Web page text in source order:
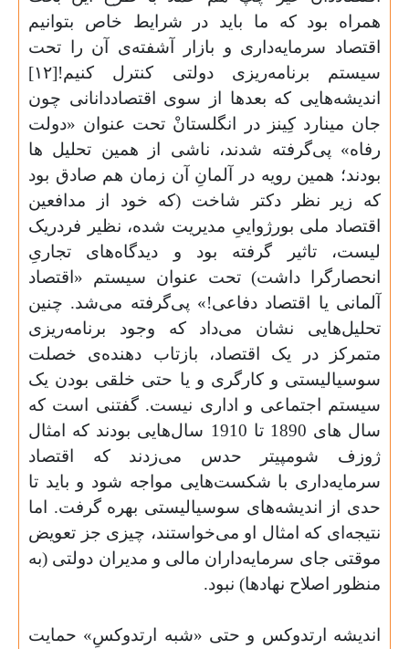
همراه بود که ما باید در شرایط خاص بتوانیم
اقتصاد سرمایه‌داری و بازار آشفته‌ی آن را تحت
سیستم برنامه‌ریزی دولتی کنترل کنیم![۱۲]
اندیشه‌هایی که بعدها از سوی اقتصاددانانی چون
جان مینارد کِینز در انگلستانْ تحت عنوان «دولت
رفاه» پی‌گرفته شدند، ناشی از همین تحلیل ها
بودند؛ همین رویه در آلمانِ آن زمان هم صادق بود
که زیر نظر دکتر شاخت (که خود از مدافعین
اقتصاد ملی بورژواییِ مدیریت شده، نظیر فردریک
لیست، تاثیر گرفته بود و دیدگاه‌های تجاریِ
انحصارگرا داشت) تحت عنوان سیستم «اقتصاد
آلمانی یا اقتصاد دفاعی!» پی‌گرفته می‌شد. چنین
تحلیل‌هایی نشان می‌داد که وجود برنامه‌ریزی
متمرکز در یک اقتصاد، بازتاب دهنده‌ی خصلت
سوسیالیستی و کارگری و یا حتی خلقی بودن یک
سیستم اجتماعی و اداری نیست. گفتنی است که
سال های 1890 تا 1910 سال‌هایی بودند که امثال
ژوزف شومپیتر حدس می‌زدند که اقتصاد
سرمایه‌داری با شکست‌هایی مواجه شود و باید تا
حدی از اندیشه‌های سوسیالیستی بهره گرفت. اما
نتیجه‌ای که امثال او می‌خواستند، چیزی جز تعویض
موقتی جای سرمایه‌داران مالی و مدیران دولتی (به
منظور اصلاح نهادها) نبود.
اندیشه ارتدوکس و حتی «شبه ارتدوکسِ» حمایت